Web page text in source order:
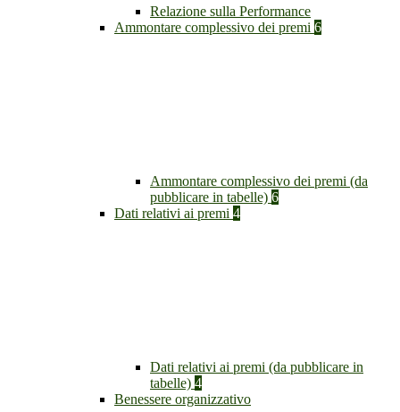
Relazione sulla Performance
Ammontare complessivo dei premi 6
Ammontare complessivo dei premi (da
pubblicare in tabelle) 6
Dati relativi ai premi 4
Dati relativi ai premi (da pubblicare in
tabelle) 4
Benessere organizzativo